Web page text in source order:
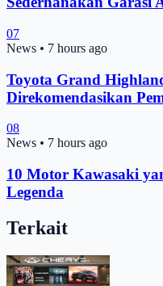
07
News • 7 hours ago
Toyota Grand
Direkomendasikan
08
News • 7 hours ago
10 Motor Kawasaki
Legenda
Terkait